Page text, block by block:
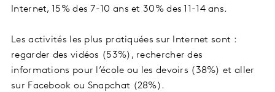
Internet, 15% des 7-10 ans et 30% des 11-14 ans.
Les activités les plus pratiquées sur Internet sont :
regarder des vidéos (53%), rechercher des
informations pour l’école ou les devoirs (38%) et aller
sur Facebook ou Snapchat (28%).